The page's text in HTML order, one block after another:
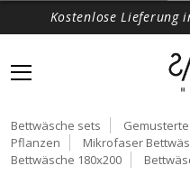
Kostenlose Lieferung
Bettwäsche sets
Pflanzen
Mikrofaser
Bettwäsche 180x200